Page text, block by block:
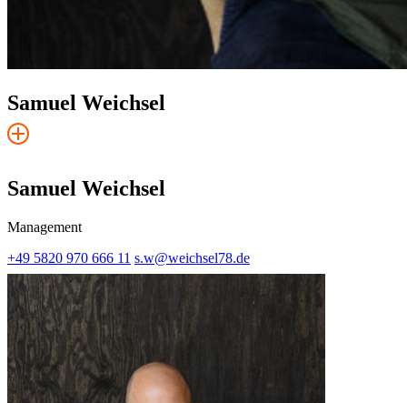
Samuel Weichsel
Samuel Weichsel
Management
+49 5820 970 666 11 s.w@weichsel78.de